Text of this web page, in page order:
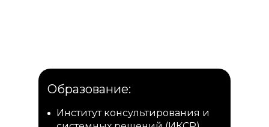
Образование:
Институт консультирования и